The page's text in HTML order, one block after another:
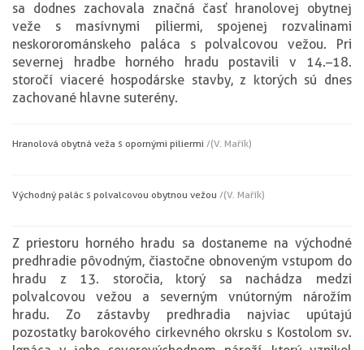
sa dodnes zachovala značná časť hranolovej obytnej
veže s masívnymi piliermi, spojenej rozvalinami
neskororománskeho paláca s polvalcovou vežou. Pri
severnej hradbe horného hradu postavili v 14.–18.
storočí viaceré hospodárske stavby, z ktorých sú dnes
zachované hlavne suterény.
Hranolová obytná veža s opornými piliermi /(V. Mařík)
Východný palác s polvalcovou obytnou vežou /(V. Mařík)
Z priestoru horného hradu sa dostaneme na východné
predhradie pôvodným, čiastočne obnoveným vstupom do
hradu z 13. storočia, ktorý sa nachádza medzi
polvalcovou vežou a severným vnútorným nárožím
hradu. Zo zástavby predhradia najviac upútajú
pozostatky barokového cirkevného okrsku s Kostolom sv.